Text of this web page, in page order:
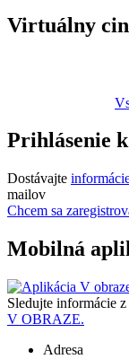
Virtuálny
Prihlásenie
Dostávajte
mailov
Chcem sa
Mobilná
Sledujte informácie
V OBRAZE.
Adresa